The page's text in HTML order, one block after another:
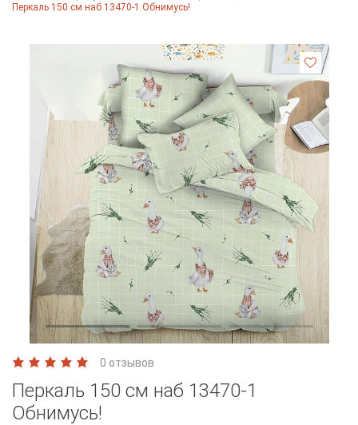
Перкаль 150 см наб 13470-1 Обнимусь!
0 отзывов
Перкаль 150 см наб 13470-1
Обнимусь!